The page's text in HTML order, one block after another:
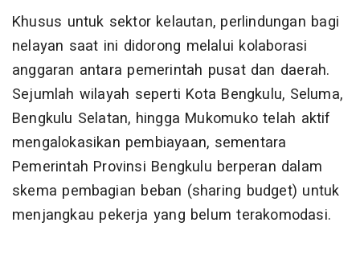
Khusus untuk sektor kelautan, perlindungan bagi
nelayan saat ini didorong melalui kolaborasi
anggaran antara pemerintah pusat dan daerah.
Sejumlah wilayah seperti Kota Bengkulu, Seluma,
Bengkulu Selatan, hingga Mukomuko telah aktif
mengalokasikan pembiayaan, sementara
Pemerintah Provinsi Bengkulu berperan dalam
skema pembagian beban (sharing budget) untuk
menjangkau pekerja yang belum terakomodasi.